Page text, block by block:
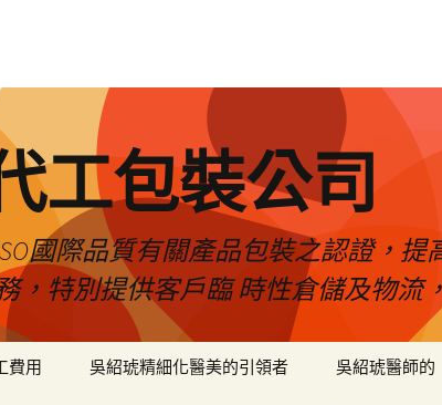
工包裝公司
國際品質有關產品包裝之認證，
，特別提供客戶臨 時性倉儲及物流
費用 吳紹琥精細化醫美的引領者 吳紹琥醫師的